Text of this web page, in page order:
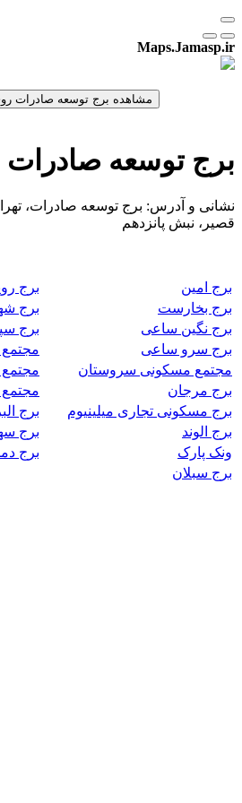
Maps.Jamasp.ir
برج توسعه صادرات
نشانی و آدرس: برج توسعه صادرات،
قصیر، نبش پانزدهم
برج امین
برج
برج بخارست
برج
برج نگین ساعی
برج
برج سرو ساعی
مجتمع مسکونی سروستان
برج مرجان
برج مسکونی تجاری میلینیوم
برج
برج الوند
برج
ونک پارک
برج
برج سبلان